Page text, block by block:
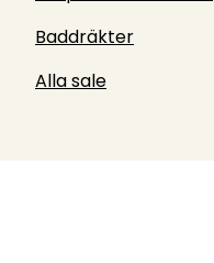
Baddräkter
Alla sale